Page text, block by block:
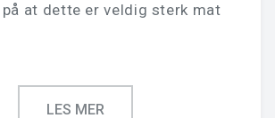
at dette er veldig sterk mat